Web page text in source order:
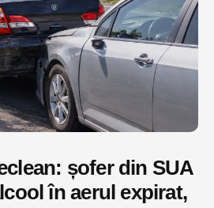
șofer din SUA
în aerul expirat,